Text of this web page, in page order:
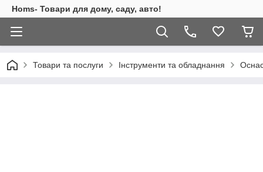
Homs- Товари для дому, саду, авто!
Товари та послуги Інструменти та обладнання